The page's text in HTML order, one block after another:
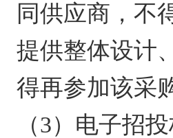
同供应商，不
提供整体设计
得再参加该采
（3）电子招